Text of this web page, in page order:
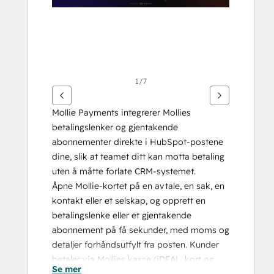
1/7
Mollie Payments integrerer Mollies
betalingslenker og gjentakende
abonnementer direkte i HubSpot-postene
dine, slik at teamet ditt kan motta betaling
uten å måtte forlate CRM-systemet.
Åpne Mollie-kortet på en avtale, en sak, en
kontakt eller et selskap, og opprett en
betalingslenke eller et gjentakende
abonnement på få sekunder, med moms og
detaljer forhåndsutfylt fra posten. Kunder
betaler via Mollies kasse (iDEAL, kort og
Se mer